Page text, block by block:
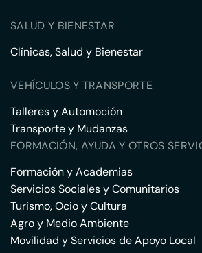
SALUD Y BIENESTAR
Clínicas, Salud y Bienestar
VEHÍCULOS Y TRANSPORTE
Talleres y Automoción
Transporte y Mudanzas
FORMACIÓN, AYUDA Y OTROS
Formación y Academias
Servicios Sociales y Comunitarios
Turismo, Ocio y Cultura
Agro y Medio Ambiente
Movilidad y Servicios de Apoyo Local